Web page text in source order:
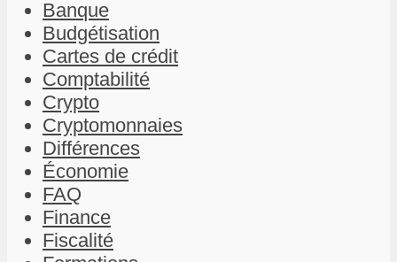
Banque
Budgétisation
Cartes de crédit
Comptabilité
Crypto
Cryptomonnaies
Différences
Économie
FAQ
Finance
Fiscalité